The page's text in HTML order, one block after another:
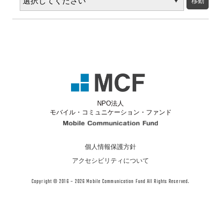
度
別
ア
NPO法人
モバイル・コミュニケーション・ファンド
個人情報保護方針
アクセシビリティについて
Copyright © 2016 – 2026 Mobile Communication Fund All Rights Reserved.